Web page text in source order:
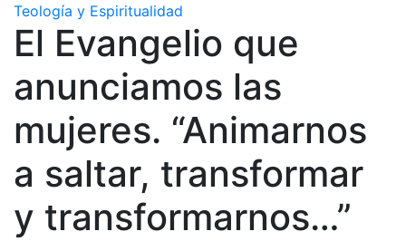
Teología y Espiritualidad
El Evangelio que
anunciamos las
mujeres. “Animarnos
a saltar, transformar
y transformarnos…”